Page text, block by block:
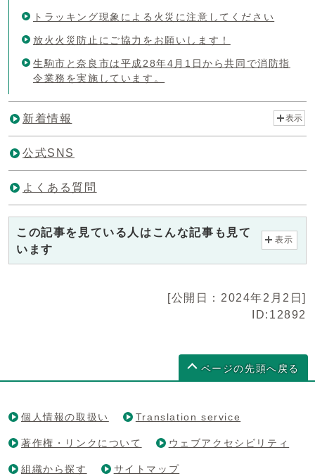
トラッキング現象による火災に注意してください
放火火災防止にご協力をお願いします！
生駒市と奈良市は平成28年4月1日から共同で消防指
令業務を実施しています。
新着情報 表示
公式SNS
よくある質問
この記事を見ている人はこんな記事も見て
います
表示
[公開日：2024年2月2日]
ID:12892
ページの先頭へ戻る
個人情報の取扱い Translation service
著作権・リンクについて ウェブアクセシビリティ
組織から探す サイトマップ